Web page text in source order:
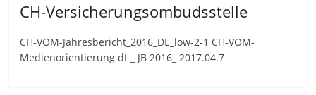
CH-Versicherungsombudsstelle
CH-VOM-Jahresbericht_2016_DE_low-2-1 CH-VOM-
Medienorientierung dt _ JB 2016_ 2017.04.7